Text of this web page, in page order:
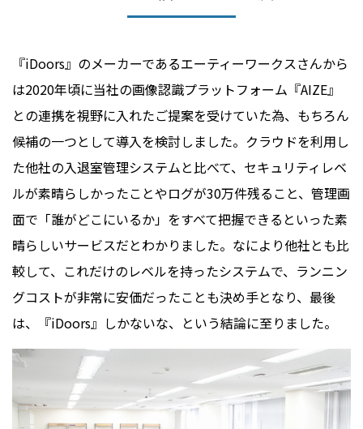
『iDoors』のメーカーであるエーティーワークスさんから
は2020年頃に当社の画像認識プラットフォーム『AIZE』
との連携を視野に入れたご提案を受けていた為、もちろん
候補の一つとして導入を検討しました。クラウドを利用し
た他社の入退室管理システムと比べて、セキュリティレベ
ルが素晴らしかったことやログが30万件残ること、管理画
面で「誰がどこにいるか」をすべて把握できるといった素
晴らしいサービスだとわかりました。なにより他社とも比
較して、これだけのレベルを持ったシステムで、ランニン
グコストが非常に安価だったことも決め手となり、最後
は、『iDoors』しかないな、という結論に至りました。